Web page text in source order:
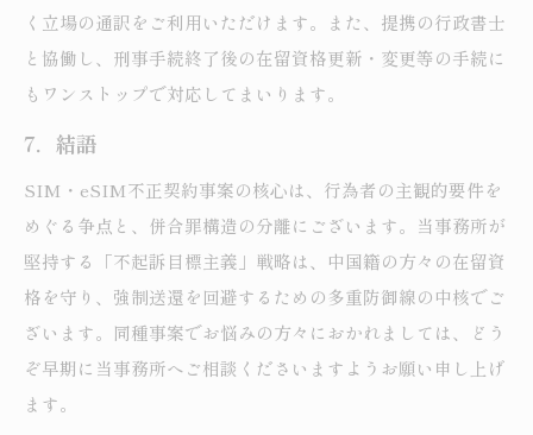
く立場の通訳をご利用いただけます。また、提携の行政書士
と協働し、刑事手続終了後の在留資格更新・変更等の手続に
もワンストップで対応してまいります。
7．結語
SIM・eSIM不正契約事案の核心は、行為者の主観的要件を
めぐる争点と、併合罪構造の分離にございます。当事務所が
堅持する「不起訴目標主義」戦略は、中国籍の方々の在留資
格を守り、強制送還を回避するための多重防御線の中核でご
ざいます。同種事案でお悩みの方々におかれましては、どう
ぞ早期に当事務所へご相談くださいますようお願い申し上げ
ます。